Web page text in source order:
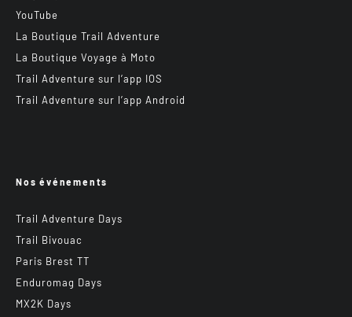
YouTube
La Boutique Trail Adventure
La Boutique Voyage à Moto
Trail Adventure sur l’app IOS
Trail Adventure sur l’app Android
Nos événements
Trail Adventure Days
Trail Bivouac
Paris Brest TT
Enduromag Days
MX2K Days